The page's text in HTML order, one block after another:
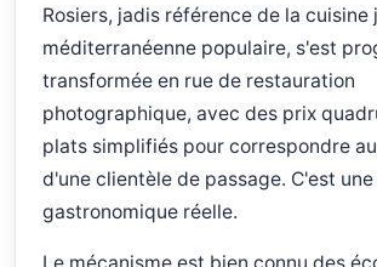
Rosiers, jadis référence de la cuisine
méditerranéenne populaire, s'est
transformée en rue de restauration
photographique, avec des prix
plats simplifiés pour correspondre
d'une clientèle de passage. C'est
gastronomique réelle.
Le mécanisme est bien connu des